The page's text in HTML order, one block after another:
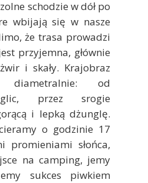
schodzie w dół po
wbijają się w nasze
że trasa prowadzi
przyjemna, głównie
i skały. Krajobraz
od
przez srogie
i lepką dżunglę.
o godzinie 17
promieniami słońca,
na camping, jemy
sukces piwkiem